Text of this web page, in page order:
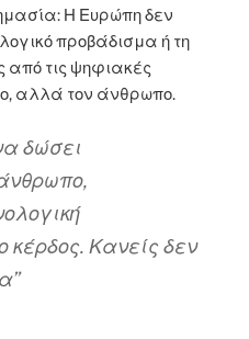
Η Ευρώπη δεν
προβάδισμα ή τη
από τις ψηφιακές
αλλά τον άνθρωπο.
δώσει
κέρδος. Κανείς δεν